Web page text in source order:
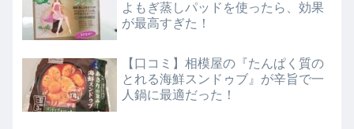
よもぎ蒸しパッドを使ったら、効果
が最高すぎた！
【口コミ】相模屋の『たんぱく質の
とれる海鮮スンドゥブ』が辛旨で一
人鍋に最適だった！